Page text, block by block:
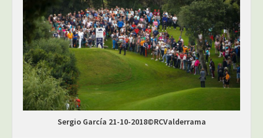
Sergio García 21-10-2018©RCValderrama